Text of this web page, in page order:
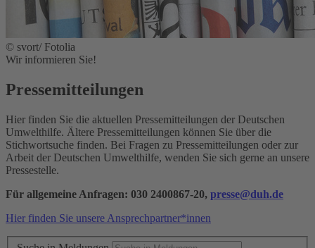
© svort/ Fotolia
Wir informieren Sie!
Pressemitteilungen
Hier finden Sie die aktuellen Pressemitteilungen der Deutschen
Umwelthilfe. Ältere Pressemitteilungen können Sie über die
Stichwortsuche finden. Bei Fragen zu Pressemitteilungen oder zur
Arbeit der Deutschen Umwelthilfe, wenden Sie sich gerne an unsere
Pressestelle.
Für allgemeine Anfragen: 030 2400867-20, presse@duh.de
Hier finden Sie unsere Ansprechpartner*innen